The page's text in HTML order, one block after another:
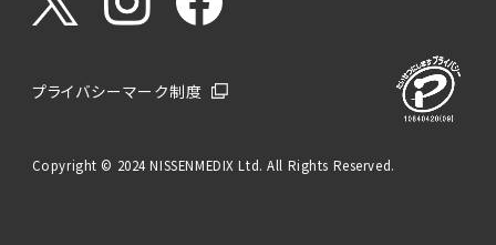
プライバシーマーク制度
Copyright © 2024 NISSENMEDIX Ltd. All Rights Reserved.